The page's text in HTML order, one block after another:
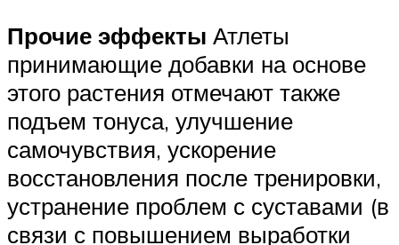
Прочие эффекты Атлеты
принимающие добавки на основе
этого растения отмечают также
подъем тонуса, улучшение
самочувствия, ускорение
восстановления после тренировки,
устранение проблем с суставами (в
связи с повышением выработки